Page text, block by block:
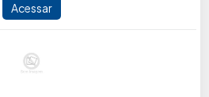
Acessar